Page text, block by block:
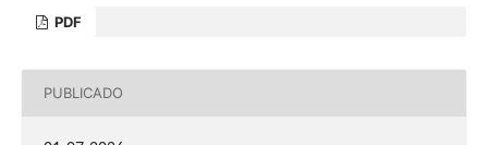
PDF
PUBLICADO